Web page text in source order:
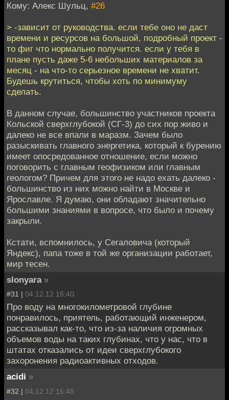
Кому: Алекс Шульц, #26
> -зависит от руководства. если тебе оно не даст
времени и ресурсов на большой, подробный проект -
то фиг что нормально получится. если у тебя в
плане пусть даже 5-6 небольших материалов за
месяц - на что-то серьезное времени не хватит.
Будешь крутиться, чтобы хоть по минимуму
сделать.
В данном случае, большинство участников проекта
Кольской сверхглубокой (СГ-3) до сих пор живо и
далеко не все впали в маразм. Зачем было
разыскивать главного энергетика, который к бурению
имеет опосредованное отношение, если можно
поговорить с главным геофизиком или главным
геологом? Причем для этого не надо ехать далеко -
большинство из них можно найти в Москве и
Ярославле. Я думаю, они обладают значительно
большими знаниями в вопросе, что было и почему
закрыли.
Кстати, вспомнилось, у Сегаловича (который
Яндекс), папа тоже в той же организации работает,
мир тесен.
slonyara »
#31 | 04.12.12 16:40
Про воду на многокилометровой глубине
понравилось, приятель, работающий инженером,
рассказывал как-то, что из-за наличия огромных
объемов воды на таких глубинах, что у нас, что в
штатах отказались от идеи сверхглубокого
захоронения радиоактивных отходов.
acidi »
#32 | 04.12.12 16:48